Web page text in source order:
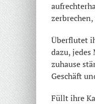
Überflutet
dazu, jedes
zuhause
Geschäft
Füllt ihre